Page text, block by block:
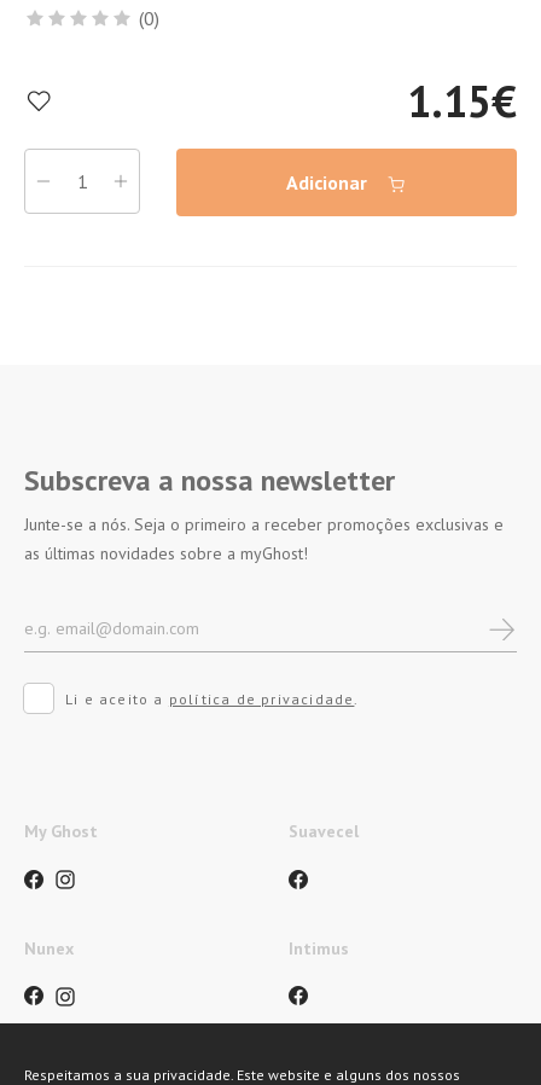
(0)
1.15€
Adicionar
Subscreva a nossa newsletter
Junte-se a nós. Seja o primeiro a receber promoções exclusivas e
as últimas novidades sobre a myGhost!
Li e aceito a política de privacidade.
My Ghost Suavecel
Nunex Intimus
Respeitamos a sua privacidade. Este website e alguns dos nossos